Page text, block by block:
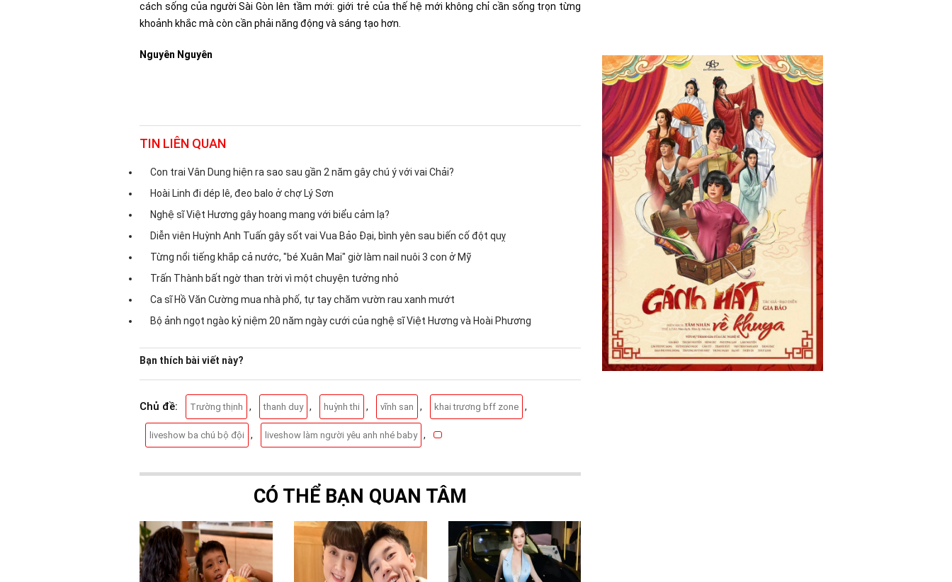
cách sống của người Sài Gòn lên tầm mới: giới trẻ của thế hệ mới không chỉ cần sống trọn từng
khoảnh khắc mà còn cần phải năng động và sáng tạo hơn.
Nguyên Nguyên
TIN LIÊN QUAN
Con trai Vân Dung hiện ra sao sau gần 2 năm gây chú ý với vai Chải?
Hoài Linh đi dép lê, đeo balo ở chợ Lý Sơn
Nghệ sĩ Việt Hương gây hoang mang với biểu cảm lạ?
Diễn viên Huỳnh Anh Tuấn gây sốt vai Vua Bảo Đại, bình yên sau biến cố đột quỵ
Từng nổi tiếng khắp cả nước, "bé Xuân Mai" giờ làm nail nuôi 3 con ở Mỹ
Trấn Thành bất ngờ than trời vì một chuyện tưởng nhỏ
Ca sĩ Hồ Văn Cường mua nhà phố, tự tay chăm vườn rau xanh mướt
Bộ ảnh ngọt ngào kỷ niệm 20 năm ngày cưới của nghệ sĩ Việt Hương và Hoài Phương
Bạn thích bài viết này?
Chủ đề: Trường thịnh , thanh duy , huỳnh thi , vĩnh san , khai trương bff zone ,
liveshow ba chú bộ đội , liveshow làm người yêu anh nhé baby ,
CÓ THỂ BẠN QUAN TÂM